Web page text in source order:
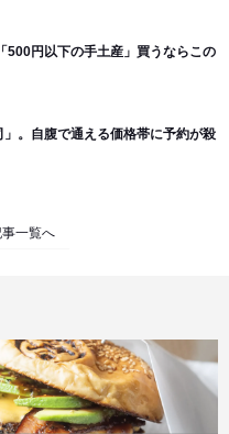
500円以下の手土産」買うならこの
。自腹で通える価格帯に予約が殺
一覧へ